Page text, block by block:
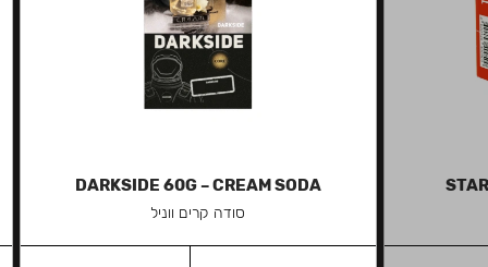
DARKSIDE 60G – CREAM SODA
סודה קרים ווניל